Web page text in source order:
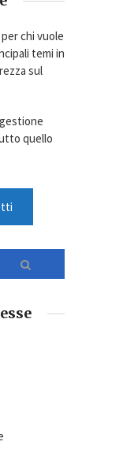
per chi vuole
temi in
sul
quello